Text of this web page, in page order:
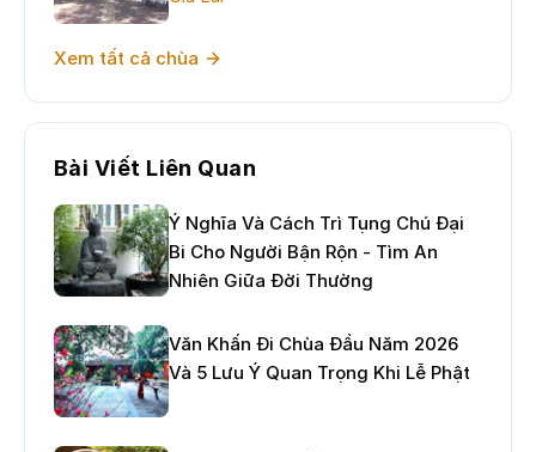
Xem tất cả chùa
Bài Viết Liên Quan
Ý Nghĩa Và Cách Trì Tụng Chú Đại
Bi Cho Người Bận Rộn - Tìm An
Nhiên Giữa Đời Thường
Văn Khấn Đi Chùa Đầu Năm 2026
Và 5 Lưu Ý Quan Trọng Khi Lễ Phật